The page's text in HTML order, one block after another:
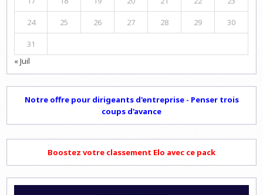
24 25 26 27 28 29 30
31
« Juil
Notre offre pour dirigeants d'entreprise - Penser trois
coups d'avance
Boostez votre classement Elo avec ce pack